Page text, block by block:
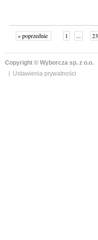
« poprzednie 1 ... 23
Copyright © Wyborcza sp. z o.o.
Ustawienia prywatności